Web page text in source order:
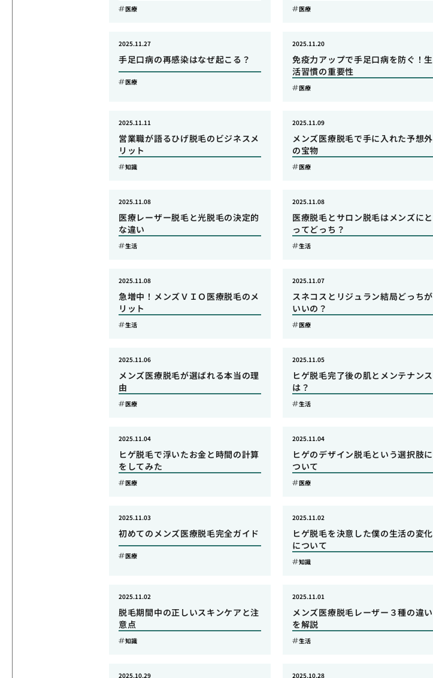
医療 医療
手足口病の再感染はなぜ起こる？
2025.11.27
医療
免疫力アップで手足口病を防ぐ！生
活習慣の重要性
2025.11.20
医療
営業職が語るひげ脱毛のビジネスメ
リット
2025.11.11
知識
メンズ医療脱毛で手に入れた予想外
の宝物
2025.11.09
医療
医療レーザー脱毛と光脱毛の決定的
な違い
2025.11.08
生活
医療脱毛とサロン脱毛はメンズにと
ってどっち？
2025.11.08
生活
急増中！メンズＶＩＯ医療脱毛のメ
リット
2025.11.08
生活
スネコスとリジュラン結局どっちが
いいの？
2025.11.07
医療
メンズ医療脱毛が選ばれる本当の理
由
2025.11.06
医療
ヒゲ脱毛完了後の肌とメンテナンス
は？
2025.11.05
生活
ヒゲ脱毛で浮いたお金と時間の計算
をしてみた
2025.11.04
医療
ヒゲのデザイン脱毛という選択肢に
ついて
2025.11.04
医療
初めてのメンズ医療脱毛完全ガイド
2025.11.03
医療
ヒゲ脱毛を決意した僕の生活の変化
について
2025.11.02
知識
脱毛期間中の正しいスキンケアと注
意点
2025.11.02
知識
メンズ医療脱毛レーザー３種の違い
を解説
2025.11.01
生活
2025.10.29 2025.10.28